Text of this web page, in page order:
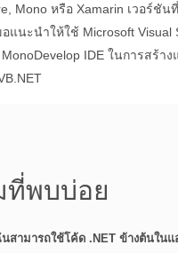
Mono หรือ Xamarin เวอร์ชั
อแนะนำให้ใช้ Microsoft Visual
IDE ในการสร้าง
ที่พบบ่อย
สามารถใช้โค้ด .NET ข้างต้นใน